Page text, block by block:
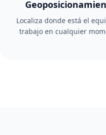
Localiza donde está el
trabajo en cualquier